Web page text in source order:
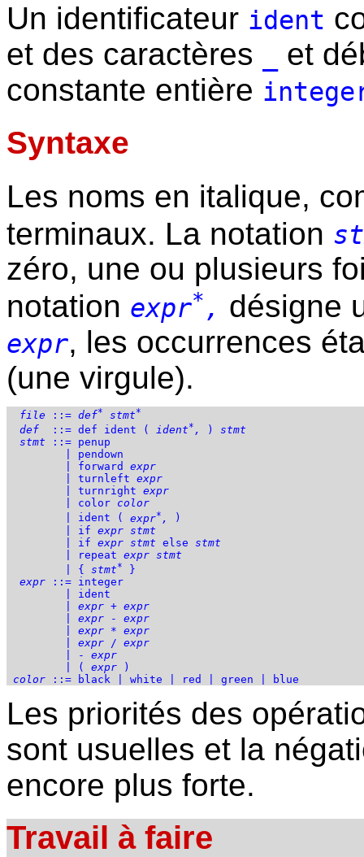
Un identificateur ident
et des caractères
et
constante entière
Syntaxe
Les noms en italique,
terminaux. La notation
zéro, une ou plusieurs
notation expr* , désigne
expr, les occurrences
(une virgule).
file ::= def* stmt*
def
  ::= def ident (
ident* , ) stmt
stmt ::= penup
         | pendown
         | forward
expr
         | turnleft
expr
         | turnright
expr
         | color
color
         | ident (
expr* ,
)
         | if
expr stmt
         | if
expr stmt else stmt
         | repeat
expr stmt
         | {
stmt*
}
expr ::= integer
         | ident
expr + expr
expr - expr
expr * expr
expr / expr
         | -
expr
         | (
expr )
color
Les priorités des
sont usuelles et la
encore plus forte.
Travail à faire